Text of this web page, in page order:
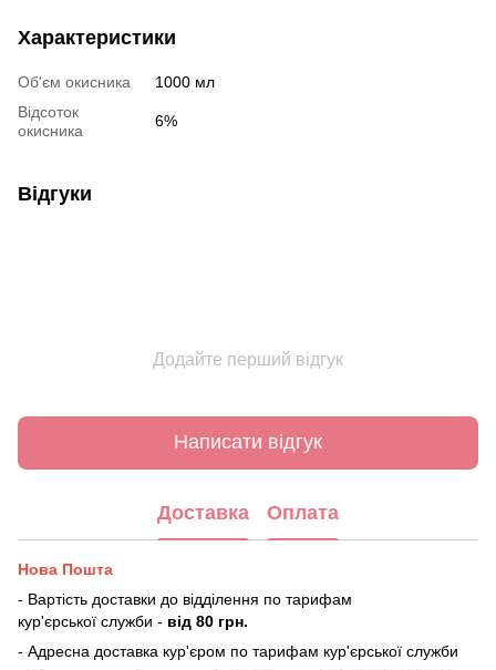
Характеристики
Об'єм окисника
1000 мл
Відсоток
окисника
6%
Відгуки
Додайте перший відгук
Написати відгук
Доставка Оплата
Нова Пошта
- Вартість доставки до відділення по тарифам
кур'єрської служби - від 80 грн.
- Адресна доставка кур'єром по тарифам кур'єрської служби